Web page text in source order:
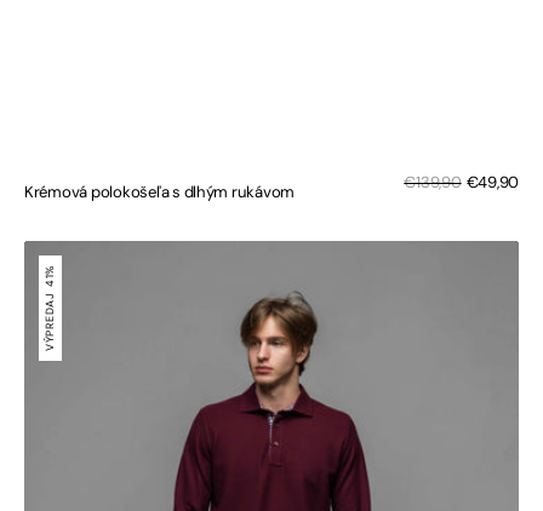
Krémová polokošeľa s dlhým rukávom
Bežná
€139,90 €49,90
polokošeľa
dlhým
rukávom
VÝPREDAJ
41%